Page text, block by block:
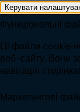
Керувати
Функціональні
Ці файли cookie
веб-сайту. Вони
навігація
Маркетингові